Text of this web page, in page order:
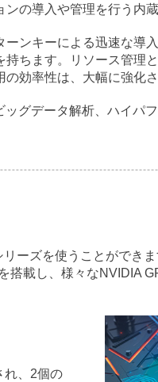
の導入や管理を行う内
ンキーによる迅速な導
ちます。リソース管理
効率性は、大幅に強化さ
グデータ解析、ハイパ
ーズを使うことができ
載し、様々なNVIDIA
れ、2個の